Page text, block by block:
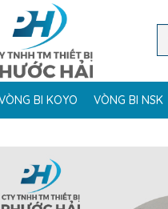
BI KOYO VÒNG BI NSK